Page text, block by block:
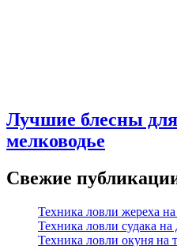
Лучшие блесны
мелководье
Свежие
Техника ловли жереха
Техника ловли судака на
Техника ловли окуня на